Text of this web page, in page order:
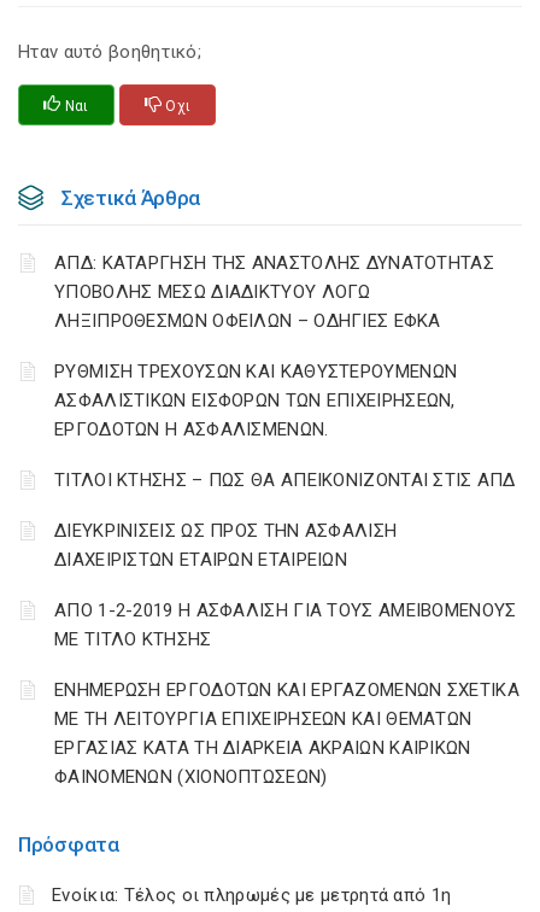
Πρόσφατα
Ενοίκια: Τέλος οι πληρωμές με μετρητά από 1η
Ηταν αυτό βοηθητικό;
Ναι Οχι
Σχετικά Άρθρα
ΑΠΔ: ΚΑΤΑΡΓΗΣΗ ΤΗΣ ΑΝΑΣΤΟΛΗΣ ΔΥΝΑΤΟΤΗΤΑΣ
ΥΠΟΒΟΛΗΣ ΜΕΣΩ ΔΙΑΔΙΚΤΥΟΥ ΛΟΓΩ
ΛΗΞΙΠΡΟΘΕΣΜΩΝ ΟΦΕΙΛΩΝ – ΟΔΗΓΙΕΣ ΕΦΚΑ
ΡΥΘΜΙΣΗ ΤΡΕΧΟΥΣΩΝ ΚΑΙ ΚΑΘΥΣΤΕΡΟΥΜΕΝΩΝ
ΑΣΦΑΛΙΣΤΙΚΩΝ ΕΙΣΦΟΡΩΝ ΤΩΝ ΕΠΙΧΕΙΡΗΣΕΩΝ,
ΕΡΓΟΔΟΤΩΝ Η ΑΣΦΑΛΙΣΜΕΝΩΝ.
ΤΙΤΛΟΙ ΚΤΗΣΗΣ – ΠΩΣ ΘΑ ΑΠΕΙΚΟΝΙΖΟΝΤΑΙ ΣΤΙΣ ΑΠΔ
ΔΙΕΥΚΡΙΝΙΣΕΙΣ ΩΣ ΠΡΟΣ ΤΗΝ ΑΣΦΑΛΙΣΗ
ΔΙΑΧΕΙΡΙΣΤΩΝ ΕΤΑΙΡΩΝ ΕΤΑΙΡΕΙΩΝ
ΑΠΟ 1-2-2019 Η ΑΣΦΑΛΙΣΗ ΓΙΑ ΤΟΥΣ ΑΜΕΙΒΟΜΕΝΟΥΣ
ΜΕ ΤΙΤΛΟ ΚΤΗΣΗΣ
ΕΝΗΜΕΡΩΣΗ ΕΡΓΟΔΟΤΩΝ ΚΑΙ ΕΡΓΑΖΟΜΕΝΩΝ ΣΧΕΤΙΚΑ
ΜΕ ΤΗ ΛΕΙΤΟΥΡΓΙΑ ΕΠΙΧΕΙΡΗΣΕΩΝ ΚΑΙ ΘΕΜΑΤΩΝ
ΕΡΓΑΣΙΑΣ ΚΑΤΑ ΤΗ ΔΙΑΡΚΕΙΑ ΑΚΡΑΙΩΝ ΚΑΙΡΙΚΩΝ
ΦΑΙΝΟΜΕΝΩΝ (ΧΙΟΝΟΠΤΩΣΕΩΝ)